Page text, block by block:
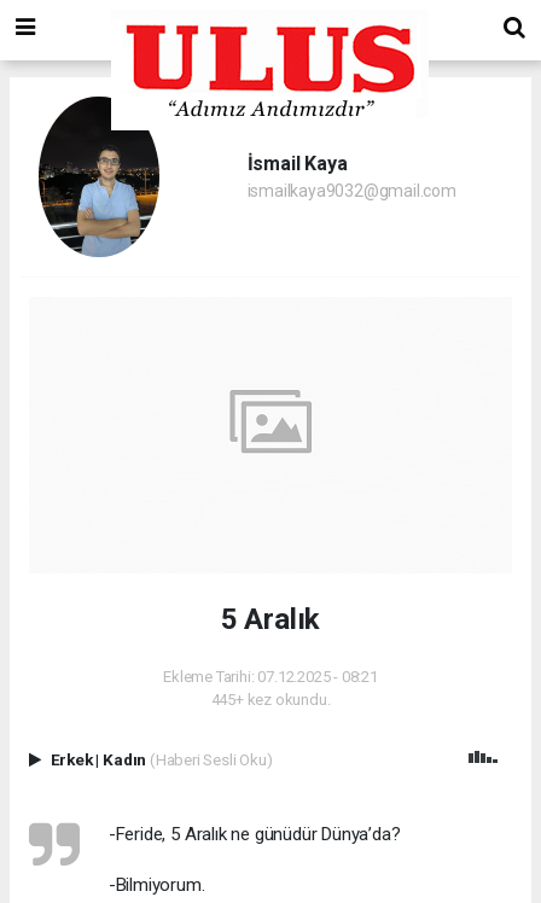
İsmail Kaya
ismailkaya9032@gmail.com
5 Aralık
Ekleme Tarihi: 07.12.2025 - 08:21
445+ kez okundu.
Erkek| Kadın (Haberi Sesli Oku)
-Feride, 5 Aralık ne günüdür Dünya’da?
-Bilmiyorum.